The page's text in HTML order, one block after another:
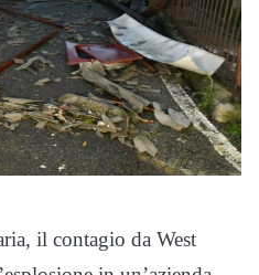
il contagio da West